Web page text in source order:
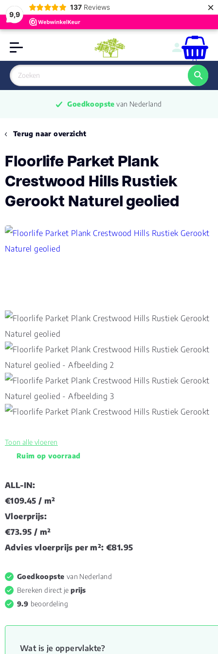
9,9
137 Reviews ×
0
Goedkoopste van Nederland
Terug naar overzicht
Floorlife Parket Plank
Crestwood Hills Rustiek
Gerookt Naturel geolied
Toon alle vloeren
Ruim op voorraad
ALL-IN:
€109.45 / m²
Vloerprijs:
€73.95 / m²
Advies vloerprijs per m²: €81.95
Goedkoopste van Nederland
Bereken direct jeprijs
9.9 beoordeling
Wat is je oppervlakte?